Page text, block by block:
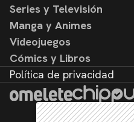
Noticias
Reseñas
Series y Televisión
Noticias
Reseñas
Manga y Animes
Noticias
Reseñas
Videojuegos
Noticias
Reseñas
Cómics y Libros
Noticias
Reseñas
Política de privacidad